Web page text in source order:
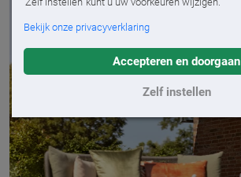
Bekijk onze privacyverklaring
Accepteren en doorgaan
Zelf instellen